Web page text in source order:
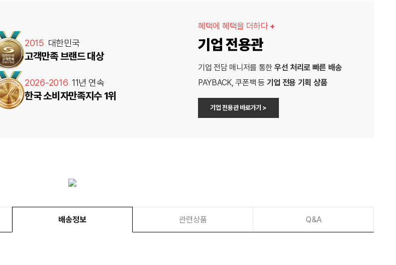
2015 대한민국
고객만족 브랜드 대상
2026-2016 11년 연속
한국 소비자만족지수 1위
혜택에 혜택을 더하다 +
기업 전용관
기업 전담 매니저를 통한 우선 처리로 빠른 배송
PAYBACK, 쿠폰팩 등 기업 전용 기획 상품
기업 전용관 바로가기 >
배송정보 관련상품 Q&A